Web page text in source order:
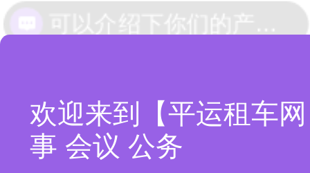
欢迎来到【平运租车
事 会议 公务